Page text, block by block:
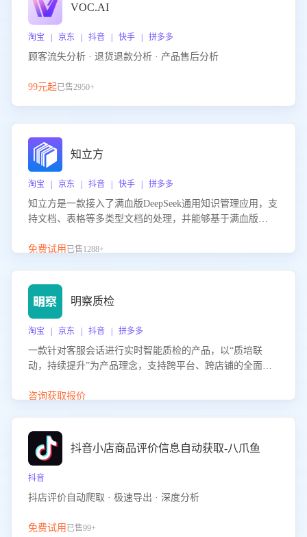
VOC.AI
淘宝 | 京东 | 抖音 | 快手 | 拼多多
顾客流失分析 · 退货退款分析 · 产品售后分析
99元起已售2950+
知立方
淘宝 | 京东 | 抖音 | 快手 | 拼多多
知立方是一款接入了满血版DeepSeek通用知识管理应用，支
持文档、表格等多类型文档的处理，并能够基于满血版
识支持，帮助用户高效管理和利用知识资源。通过该产品，
免费试用 已售1288+
明察质检
淘宝 | 京东 | 抖音 | 拼多多
一款针对客服会话进行实时智能质检的产品，以“质培联
动，持续提升”为产品理念，支持跨平台、跨店铺的全面、
升客服团队的销服能力。
咨询获取报价
抖音小店商品评价信息自动获取-八爪鱼
抖音
抖店评价自动爬取 · 极速导出 · 深度分析
免费试用 已售99+